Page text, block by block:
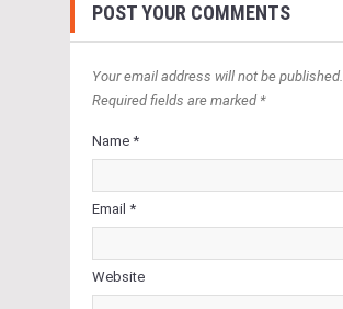
POST YOUR COMMENTS
Your email address will not be published.
Required fields are marked *
Name *
Email *
Website